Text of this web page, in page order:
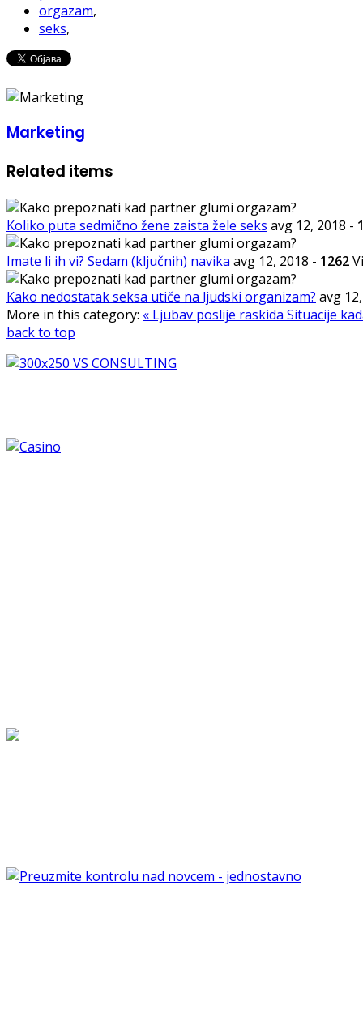
orgazam,
seks,
Marketing
Related items
Koliko puta sedmično žene zaista žele seks avg 12, 2018 -
Imate li ih vi? Sedam (ključnih) navika avg 12, 2018 - 1262
Kako nedostatak seksa utiče na ljudski organizam? avg
More in this category: « Ljubav poslije raskida Situacije
back to top